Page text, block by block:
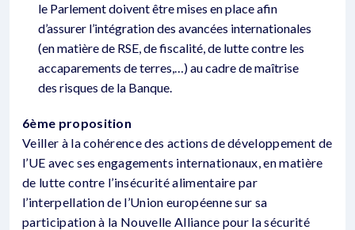
le Parlement doivent être mises en place afin
d’assurer l’intégration des avancées internationales
(en matière de RSE, de fiscalité, de lutte contre les
accaparements de terres,…) au cadre de maîtrise
des risques de la Banque.
6ème proposition
Veiller à la cohérence des actions de développement de
l’UE avec ses engagements internationaux, en matière
de lutte contre l’insécurité alimentaire par
l’interpellation de l’Union européenne sur sa
participation à la Nouvelle Alliance pour la sécurité